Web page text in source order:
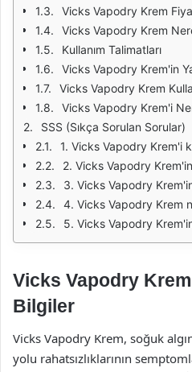
Vicks Vapodry Krem
Vicks Vapodry Krem
Kullanım Talimatları
Vicks Vapodry Krem'in
Vicks Vapodry Krem
Vicks Vapodry Krem'i
SSS (Sıkça Sorulan Sorular)
1. Vicks Vapodry Krem'i
2. Vicks Vapodry
3. Vicks Vapodry
4. Vicks Vapodry Krem
5. Vicks Vapodry
Vicks Vapodry Krem
Bilgiler
Vicks Vapodry Krem, soğuk
yolu rahatsızlıklarının